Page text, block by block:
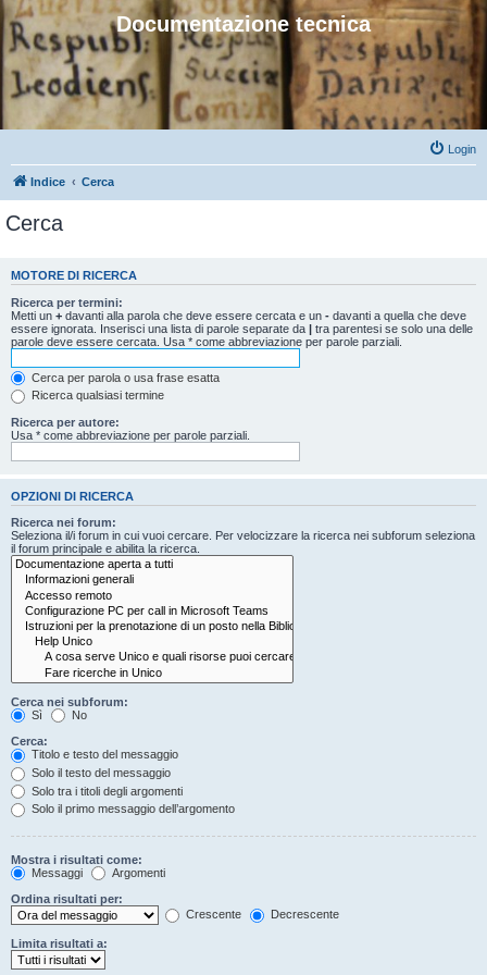
Documentazione tecnica
Login
Indice Cerca
Cerca
MOTORE DI RICERCA
Ricerca per termini:
Metti un + davanti alla parola che deve essere cercata e un - davanti a quella che deve
essere ignorata. Inserisci una lista di parole separate da | tra parentesi se solo una delle
parole deve essere cercata. Usa * come abbreviazione per parole parziali.
Cerca per parola o usa frase esatta
Ricerca qualsiasi termine
Ricerca per autore:
Usa * come abbreviazione per parole parziali.
OPZIONI DI RICERCA
Ricerca nei forum:
Seleziona il/i forum in cui vuoi cercare. Per velocizzare la ricerca nei subforum seleziona
il forum principale e abilita la ricerca.
Cerca nei subforum:
Sì
No
Cerca:
Titolo e testo del messaggio
Solo il testo del messaggio
Solo tra i titoli degli argomenti
Solo il primo messaggio dell’argomento
Mostra i risultati come:
Messaggi
Argomenti
Ordina risultati per:
Crescente
Decrescente
Limita risultati a: